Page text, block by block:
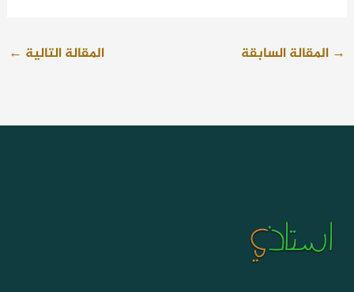
→ المقالة السابقة المقالة التالية ←